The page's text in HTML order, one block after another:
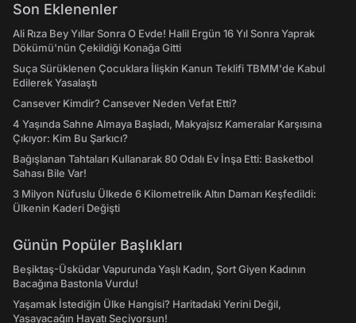
Son Eklenenler
Ali Rıza Bey Yıllar Sonra O Evde! Halil Ergün 16 Yıl Sonra Yaprak
Dökümü'nün Çekildiği Konağa Gitti
Suça Sürüklenen Çocuklara İlişkin Kanun Teklifi TBMM'de Kabul
Edilerek Yasalaştı
Cansever Kimdir? Cansever Neden Vefat Etti?
4 Yaşında Sahne Almaya Başladı, Makyajsız Kameralar Karşısına
Çıkıyor: Kim Bu Şarkıcı?
Bağışlanan Tahtaları Kullanarak 80 Odalı Ev İnşa Etti: Basketbol
Sahası Bile Var!
3 Milyon Nüfuslu Ülkede 6 Kilometrelik Altın Damarı Keşfedildi:
Ülkenin Kaderi Değişti
Günün Popüler Başlıkları
Beşiktaş-Üsküdar Vapurunda Yaşlı Kadın, Şort Giyen Kadının
Bacağına Bastonla Vurdu!
Yaşamak İstediğin Ülke Hangisi? Haritadaki Yerini Değil,
Yaşayacağın Hayatı Seçiyorsun!